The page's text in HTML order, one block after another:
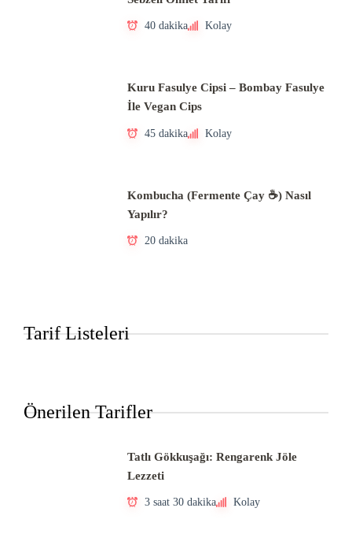
40 dakika Kolay
Kuru Fasulye Cipsi – Bombay Fasulye
İle Vegan Cips
45 dakika Kolay
Kombucha (Fermente Çay ☕) Nasıl
Yapılır?
20 dakika
Tarif Listeleri
Önerilen Tarifler
Tatlı Gökkuşağı: Rengarenk Jöle
Lezzeti
3 saat 30 dakika Kolay